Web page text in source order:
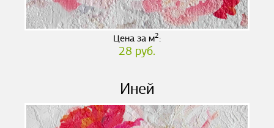
Цена за м2:
28 руб.
Иней